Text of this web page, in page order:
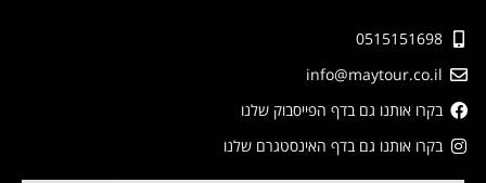
0515151698
info@maytour.co.il
בקרו אותנו גם בדף הפייסבוק שלנו
בקרו אותנו גם בדף האינסטגרם שלנו